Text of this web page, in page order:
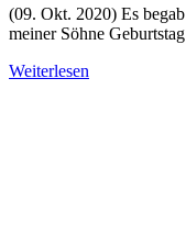
(09. Okt. 2020) Es
meiner Söhne
Weiterlesen